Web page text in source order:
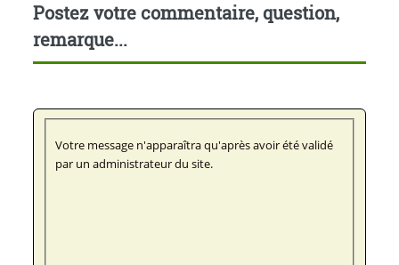
Postez votre commentaire, question,
remarque...
Votre message n'apparaîtra qu'après avoir été validé
par un administrateur du site.